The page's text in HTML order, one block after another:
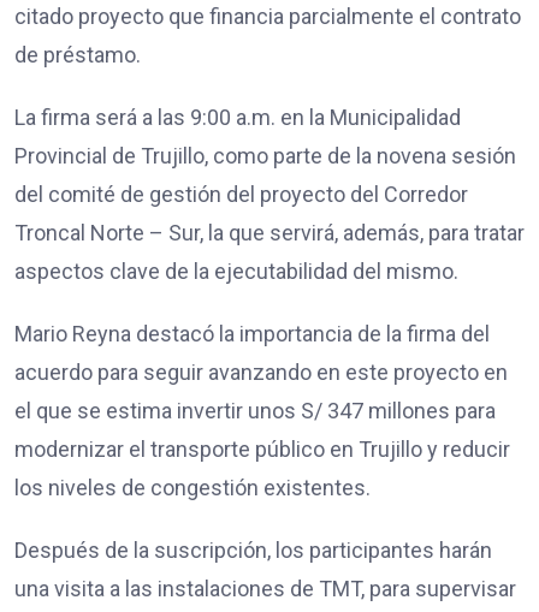
citado proyecto que financia parcialmente el contrato
de préstamo.
La firma será a las 9:00 a.m. en la Municipalidad
Provincial de Trujillo, como parte de la novena sesión
del comité de gestión del proyecto del Corredor
Troncal Norte – Sur, la que servirá, además, para tratar
aspectos clave de la ejecutabilidad del mismo.
Mario Reyna destacó la importancia de la firma del
acuerdo para seguir avanzando en este proyecto en
el que se estima invertir unos S/ 347 millones para
modernizar el transporte público en Trujillo y reducir
los niveles de congestión existentes.
Después de la suscripción, los participantes harán
una visita a las instalaciones de TMT, para supervisar